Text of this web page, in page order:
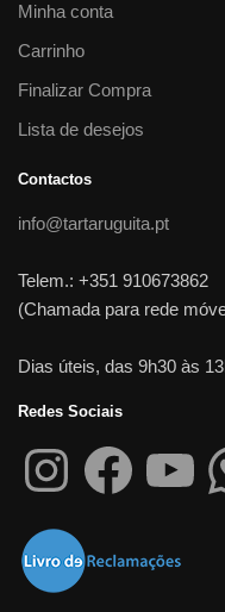
Minha conta
Carrinho
Finalizar Compra
Lista de desejos
Contactos
info@tartaruguita.pt
Telem.: +351 910673862
(Chamada para rede
Dias úteis, das 9h30 às
Redes Sociais